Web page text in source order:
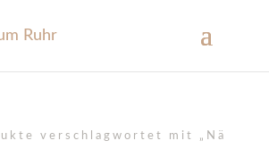
verschlagwortet mit „Nä